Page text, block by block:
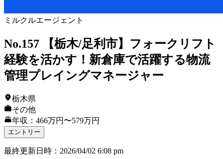
ミルクルエージェント
No.157 【栃木/足利市】フォークリフト
経験を活かす！新倉庫で活躍する物流
管理プレイングマネージャー
栃木県
その他
年収：466万円〜579万円
エントリー
最終更新日時 ： 2026/04/02 6:08 pm